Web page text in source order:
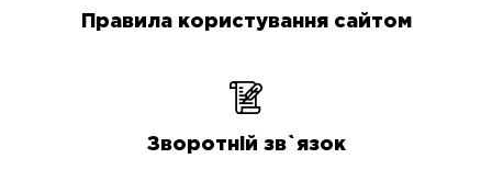
Правила користування сайтом
Зворотній зв`язок